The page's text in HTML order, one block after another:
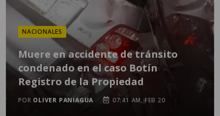
NACIONALES
Muere en accidente de tránsito
condenado en el caso Botín
Registro de la Propiedad
POR OLIVER PANIAGUA 07:41 AM, FEB 20